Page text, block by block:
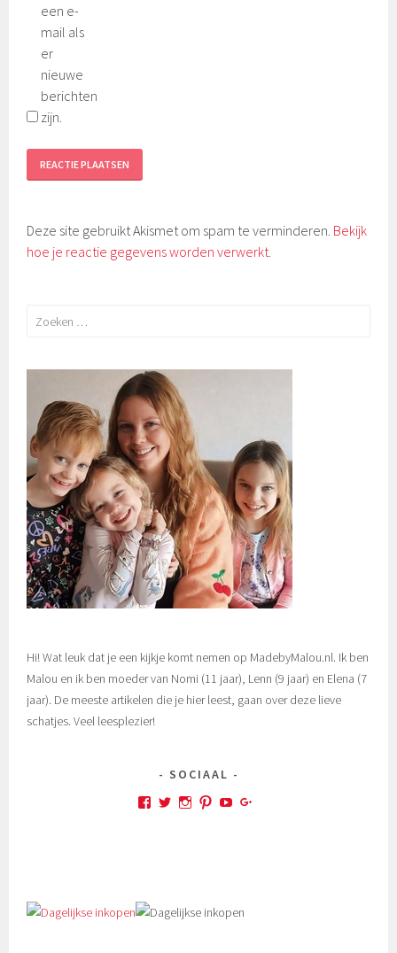
een e-
mail als
er
nieuwe
berichten
zijn.
Deze site gebruikt Akismet om spam te verminderen. Bekijk
hoe je reactie gegevens worden verwerkt.
Zoeken
Hi! Wat leuk dat je een kijkje komt nemen op MadebyMalou.nl. Ik ben
Malou en ik ben moeder van Nomi (11 jaar), Lenn (9 jaar) en Elena (7
jaar). De meeste artikelen die je hier leest, gaan over deze lieve
schatjes. Veel leesplezier!
SOCIAAL
BekijkBekijkBekijkBekijkBekijk